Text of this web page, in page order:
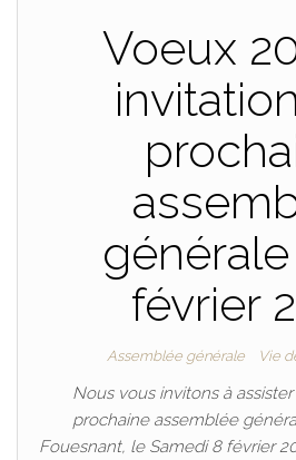
Voeux
février
Assemblée générale Vie
Nous vous invitons à
prochaine assemblée
Fouesnant, le Samedi 8 février